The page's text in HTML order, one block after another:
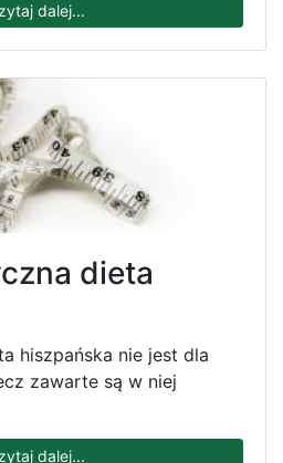
dalej...
dieta
hiszpańska nie jest dla
zawarte są w niej
dalej...